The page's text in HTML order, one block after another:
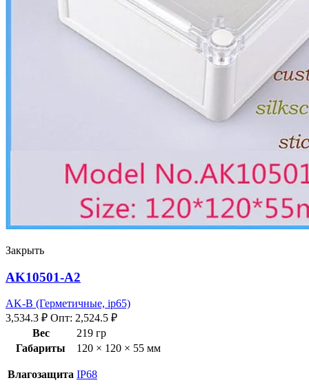
Закрыть
AK10501-A2
AK-B (Герметичные, ip65)
3,534.3 ₽ Опт: 2,524.5 ₽
Вес
219 гр
Габариты
120 × 120 × 55 мм
Влагозащита IP68